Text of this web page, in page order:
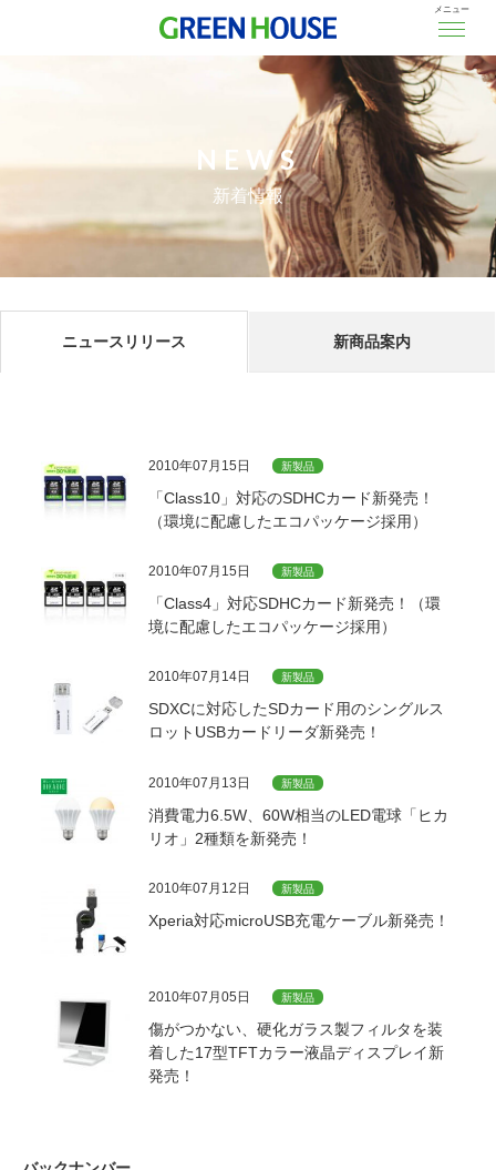
メニュー
NEWS
新着情報
ニュースリリース 新商品案内
2010年07月15日 新製品
「Class10」対応のSDHCカード新発売！
（環境に配慮したエコパッケージ採用）
2010年07月15日 新製品
「Class4」対応SDHCカード新発売！（環
境に配慮したエコパッケージ採用）
2010年07月14日 新製品
SDXCに対応したSDカード用のシングルス
ロットUSBカードリーダ新発売！
2010年07月13日 新製品
消費電力6.5W、60W相当のLED電球「ヒカ
リオ」2種類を新発売！
2010年07月12日 新製品
Xperia対応microUSB充電ケーブル新発売！
2010年07月05日 新製品
傷がつかない、硬化ガラス製フィルタを装
着した17型TFTカラー液晶ディスプレイ新
発売！